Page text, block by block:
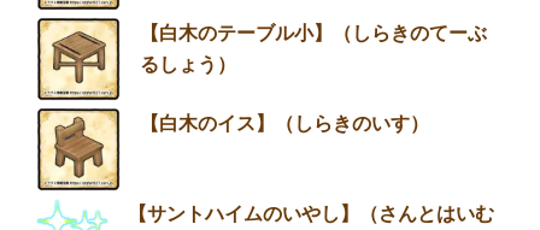
【白木のテーブル小】（しらきのてーぶ
るしょう）
【白木のイス】（しらきのいす）
【サントハイムのいやし】（さんとはいむ